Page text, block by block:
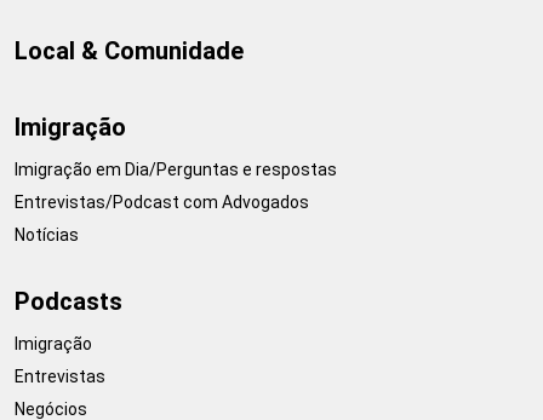
Local & Comunidade
Imigração
Imigração em Dia/Perguntas e respostas
Entrevistas/Podcast com Advogados
Notícias
Podcasts
Imigração
Entrevistas
Negócios